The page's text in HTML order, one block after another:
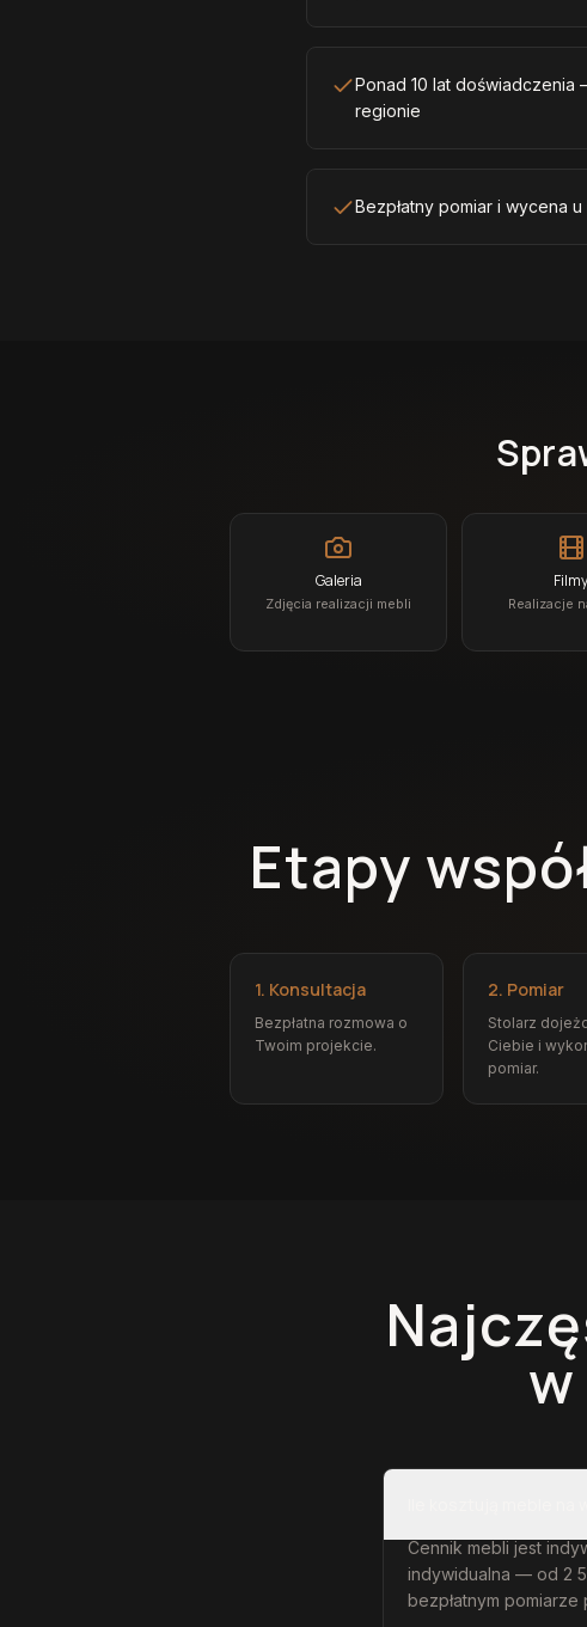
Ponad 10 lat doświadczenia
regionie
Bezpłatny pomiar i wycena u
Galeria
Zdjęcia realizacji mebli
Filmy
Realizacje
Etapy
1. Konsultacja
Bezpłatna rozmowa o
Twoim projekcie.
2. Pomiar
Stolarz
Ciebie i
pomiar.
Cennik mebli jest
indywidualna — od 2
bezpłatnym